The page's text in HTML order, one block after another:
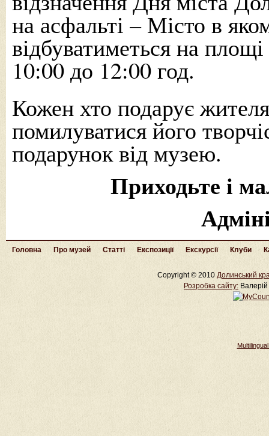
на асфальті – Місто в
відбуватиметься на
10:00 до 12:00 год.
Кожен хто подарує
помилуватися його
подарунок від музею.
Приходьте і
Головна Про музей Статті Експозиції Екскурсії Клуби
Copyright © 2010 Долинський
Розробка cайту: